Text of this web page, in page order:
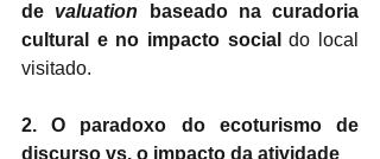
de valuation baseado na curadoria
cultural e no impacto social do local
visitado.
2. O paradoxo do ecoturismo de
discurso vs. o impacto da atividade